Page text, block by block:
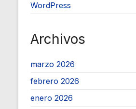
WordPress
Archivos
marzo 2026
febrero 2026
enero 2026